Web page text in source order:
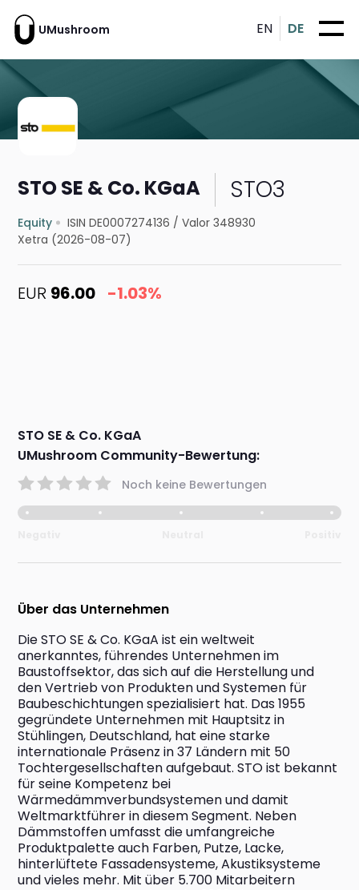
UMushroom EN DE
STO SE & Co. KGaA STO3
Equity ISIN DE0007274136 /Valor 348930
Xetra (2026-08-07)
EUR 96.00 -1.03%
STO SE & Co. KGaA
UMushroom Community-Bewertung:
Noch keine Bewertungen
Über das Unternehmen
Die STO SE & Co. KGaA ist ein weltweit
anerkanntes, führendes Unternehmen im
Baustoffsektor, das sich auf die Herstellung und
den Vertrieb von Produkten und Systemen für
Baubeschichtungen spezialisiert hat. Das 1955
gegründete Unternehmen mit Hauptsitz in
Stühlingen, Deutschland, hat eine starke
internationale Präsenz in 37 Ländern mit 50
Tochtergesellschaften aufgebaut. STO ist bekannt
für seine Kompetenz bei
Wärmedämmverbundsystemen und damit
Weltmarktführer in diesem Segment. Neben
Dämmstoffen umfasst die umfangreiche
Produktpalette auch Farben, Putze, Lacke,
hinterlüftete Fassadensysteme, Akustiksysteme
und vieles mehr. Mit über 5.700 Mitarbeitern